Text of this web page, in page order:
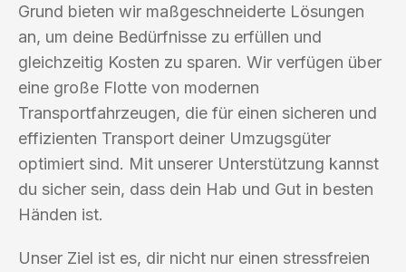
Grund bieten wir maßgeschneiderte Lösungen
an, um deine Bedürfnisse zu erfüllen und
gleichzeitig Kosten zu sparen. Wir verfügen über
eine große Flotte von modernen
Transportfahrzeugen, die für einen sicheren und
effizienten Transport deiner Umzugsgüter
optimiert sind. Mit unserer Unterstützung kannst
du sicher sein, dass dein Hab und Gut in besten
Händen ist.
Unser Ziel ist es, dir nicht nur einen stressfreien